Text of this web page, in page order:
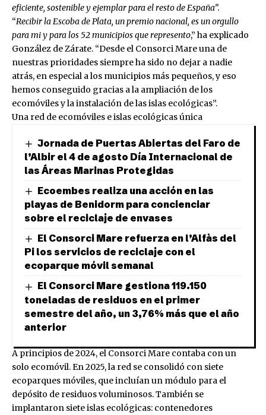
eficiente, sostenible y ejemplar para el resto de España”.
“Recibir la Escoba de Plata, un premio nacional, es un orgullo
para mi y para los 52 municipios que represento,” ha explicado
González de Zárate. “Desde el Consorci Mare una de
nuestras prioridades siempre ha sido no dejar a nadie
atrás, en especial a los municipios más pequeños, y eso
hemos conseguido gracias a la ampliación de los
ecomóviles y la instalación de las islas ecológicas”.
Una red de ecomóviles e islas ecológicas única
Jornada de Puertas Abiertas del Faro de
l’Albir el 4 de agosto Día Internacional de
las Áreas Marinas Protegidas
Ecoembes realiza una acción en las
playas de Benidorm para concienciar
sobre el reciclaje de envases
El Consorci Mare refuerza en l’Alfàs del
Pi los servicios de reciclaje con el
ecoparque móvil semanal
El Consorci Mare gestiona 119.150
toneladas de residuos en el primer
semestre del año, un 3,76% más que el año
anterior
A principios de 2024, el Consorci Mare contaba con un
solo ecomóvil. En 2025, la red se consolidó con siete
ecoparques móviles, que incluían un módulo para el
depósito de residuos voluminosos. También se
implantaron siete islas ecológicas: contenedores